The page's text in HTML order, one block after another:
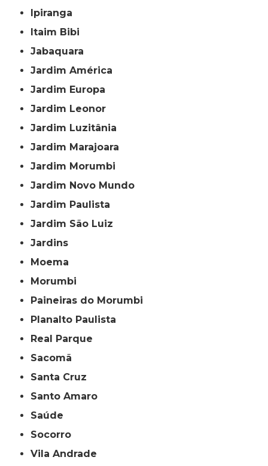
Ipiranga
Itaim Bibi
Jabaquara
Jardim América
Jardim Europa
Jardim Leonor
Jardim Luzitânia
Jardim Marajoara
Jardim Morumbi
Jardim Novo Mundo
Jardim Paulista
Jardim São Luiz
Jardins
Moema
Morumbi
Paineiras do Morumbi
Planalto Paulista
Real Parque
Sacomã
Santa Cruz
Santo Amaro
Saúde
Socorro
Vila Andrade